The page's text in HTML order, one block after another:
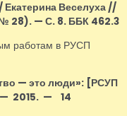
Веселуха //
28). — С. 8. ББК 462.3
работам в РУСП
— это люди»: [РСУП
— 2015. — 14